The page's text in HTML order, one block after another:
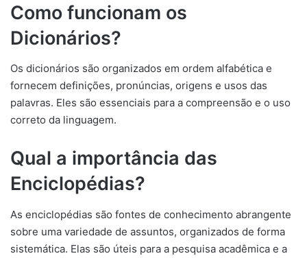
Como funcionam os
Dicionários?
Os dicionários são organizados em ordem alfabética e
fornecem definições, pronúncias, origens e usos das
palavras. Eles são essenciais para a compreensão e o uso
correto da linguagem.
Qual a importância das
Enciclopédias?
As enciclopédias são fontes de conhecimento abrangente
sobre uma variedade de assuntos, organizados de forma
sistemática. Elas são úteis para a pesquisa acadêmica e a